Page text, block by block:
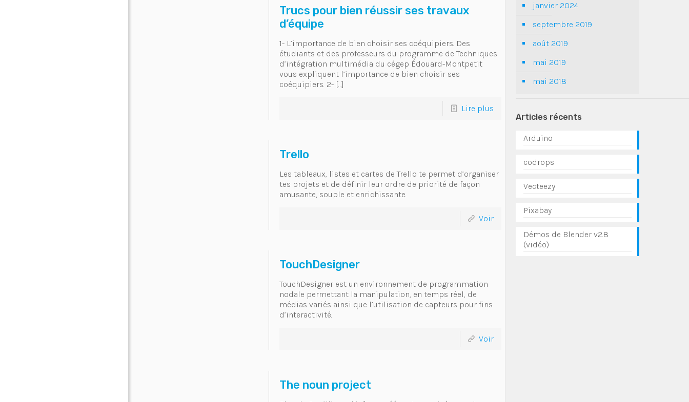
Trucs pour bien réussir ses travaux
d’équipe
1- L’importance de bien choisir ses coéquipiers. Des
étudiants et des professeurs du programme de Techniques
d’intégration multimédia du cégep Édouard-Montpetit
vous expliquent l’importance de bien choisir ses
coéquipiers. 2-[…]
Lire plus
Trello
Les tableaux, listes et cartes de Trello te permet d’organiser
tes projets et de définir leur ordre de priorité de façon
amusante, souple et enrichissante.
Voir
TouchDesigner
TouchDesigner est un environnement de programmation
nodale permettant la manipulation, en temps réel, de
médias variés ainsi que l’utilisation de capteurs pour fins
d’interactivité.
Voir
The noun project
janvier 2024
septembre 2019
août 2019
mai 2019
mai 2018
Articles récents
Arduino
codrops
Vecteezy
Pixabay
Démos de Blender v2.8
(vidéo)